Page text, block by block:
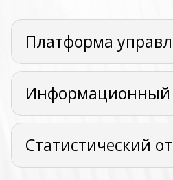
Платформа
Информационный
Статистический